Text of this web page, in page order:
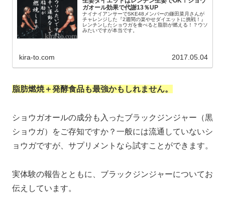
ガオール効果で代謝13％UP
ナイナイアンサーでSKE48メンバーの鎌田菜月さんが
チャレンジした『2週間の楽やせダイエットに挑戦！』
レンチンしたショウガを食べると脂肪が燃える！？ウソ
みたいですが本当です。
kira-to.com 2017.05.04
脂肪燃焼＋発酵食品も最強かもしれません。
ショウガオールの成分も入ったブラックジンジャー（黒
ショウガ）をご存知ですか？一般には流通していないシ
ョウガですが、サプリメントなら試すことができます。
実体験の報告とともに、ブラックジンジャーについてお
伝えしています。